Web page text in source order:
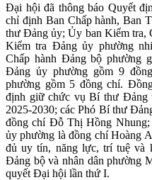
Đại hội đã thông báo Quyết
chỉ định Ban Chấp hành, Ban
thư Đảng ủy; Ủy ban Kiểm tra,
Kiểm tra Đảng ủy phường
Chấp hành Đảng bộ phường
Đảng ủy phường gồm 9
phường gồm 5 đồng chí.
định giữ chức vụ Bí thư Đảng
2025-2030; các Phó Bí thư
đồng chí Đỗ Thị Hồng
ủy phường là đồng chí Hoàng
đủ uy tín, năng lực, trí tuệ và
Đảng bộ và nhân dân phường
quyết Đại hội lần thứ I.